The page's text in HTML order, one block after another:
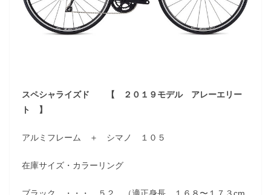
スペシャライズド 【 ２０１９モデル アレーエリー
ト 】
アルミフレーム ＋ シマノ １０５
在庫サイズ・カラーリング